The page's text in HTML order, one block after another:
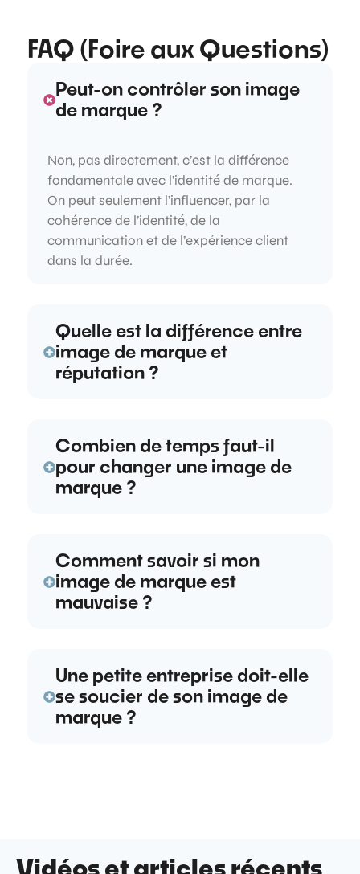
FAQ (Foire aux Questions)
Peut-on contrôler son image
de marque ?
Non, pas directement, c’est la différence
fondamentale avec l’identité de marque.
On peut seulement l’influencer, par la
cohérence de l’identité, de la
communication et de l’expérience client
dans la durée.
Quelle est la différence entre
image de marque et
réputation ?
Combien de temps faut-il
pour changer une image de
marque ?
Comment savoir si mon
image de marque est
mauvaise ?
Une petite entreprise doit-elle
se soucier de son image de
marque ?
Vidéos et articles récents